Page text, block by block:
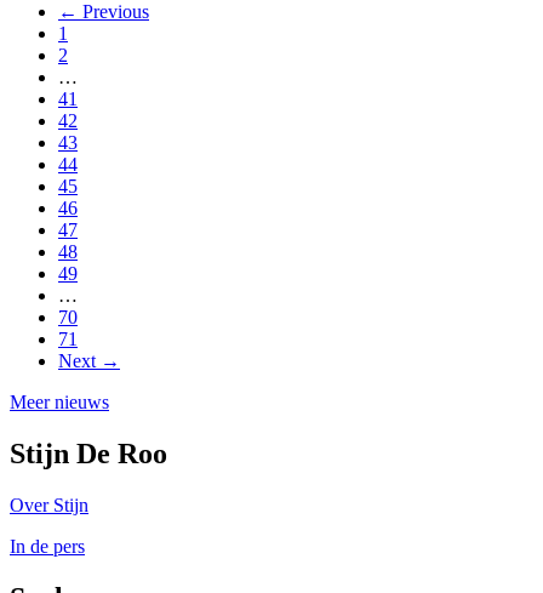
← Previous
1
2
…
41
42
43
44
45
46
47
48
49
…
70
71
Next →
Meer nieuws
Stijn De Roo
Over Stijn
In de pers